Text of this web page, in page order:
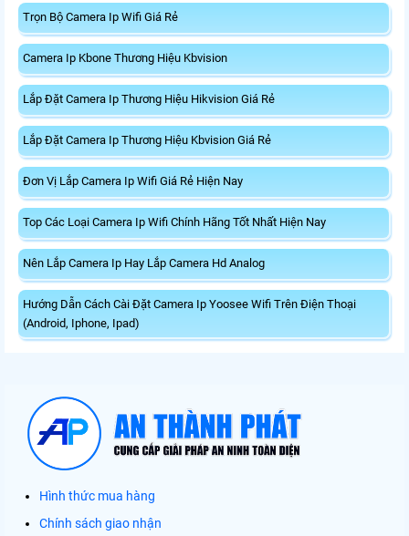
Trọn Bộ Camera Ip Wifi Giá Rẻ
Camera Ip Kbone Thương Hiệu Kbvision
Lắp Đặt Camera Ip Thương Hiệu Hikvision Giá Rẻ
Lắp Đặt Camera Ip Thương Hiệu Kbvision Giá Rẻ
Đơn Vị Lắp Camera Ip Wifi Giá Rẻ Hiện Nay
Top Các Loại Camera Ip Wifi Chính Hãng Tốt Nhất Hiện Nay
Nên Lắp Camera Ip Hay Lắp Camera Hd Analog
Hướng Dẫn Cách Cài Đặt Camera Ip Yoosee Wifi Trên Điện Thoại
(Android, Iphone, Ipad)
Hình thức mua hàng
Chính sách giao nhận